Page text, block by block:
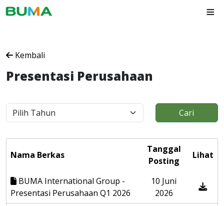
≡
Kembali
Presentasi Perusahaan
Cari
Nama Berkas
Tanggal
Posting
Lihat
BUMA International Group -
Presentasi Perusahaan Q1 2026
10 Juni
2026